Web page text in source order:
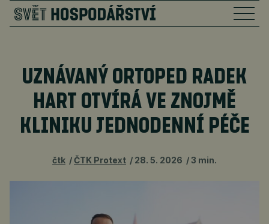
UZNÁVANÝ ORTOPED RADEK
HART OTVÍRÁ VE ZNOJMĚ
KLINIKU JEDNODENNÍ PÉČE
čtk ČTK Protext 28. 5. 2026 3 min.